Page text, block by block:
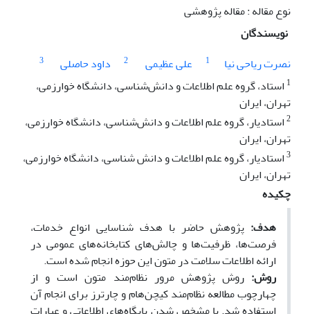
نوع مقاله : مقاله پژوهشی
نویسندگان
نصرت ریاحى نیا
1 علی عظیمی 2 داود حاصلی
3
1 استاد، گروه علم اطلاعات و دانش‌شناسى، دانشگاه خوارزمى،
تهران، ایران
2استادیار، گروه علم اطلاعات و دانش‌شناسی، دانشگاه خوارزمی،
تهران، ایران
3استادیار، گروه علم اطلاعات و دانش شناسى، دانشگاه خوارزمى،
تهران، ایران
چکیده
هدف: پژوهش حاضر با هدف شناسایی انواع خدمات،
فرصت‌ها، ظرفیت‌ها و چالش‌های کتابخانه‌های عمومی در
ارائه اطلاعات سلامت در متون این حوزه انجام شده است.
روش: روش پژوهش مرور نظام‌مند متون است و از
چهارچوب مطالعه نظام‌مند کیچن‌‌هام و چارترز برای انجام آن